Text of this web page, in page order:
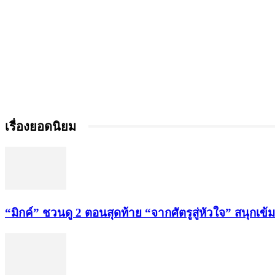
เรื่องยอดนิยม
“มิกค์” ชวนดู 2 ตอนสุดท้าย “จากศัตรูสู่หัวใจ” สนุกเข้